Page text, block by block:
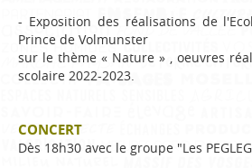
- Exposition des réalisations de
Prince de Volmunster
sur le thème « Nature » , oeuvres
scolaire 2022-2023.
CONCERT
Dès 18h30 avec le groupe "Les